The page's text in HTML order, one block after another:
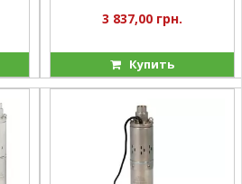
3 837,00 грн.
Купить